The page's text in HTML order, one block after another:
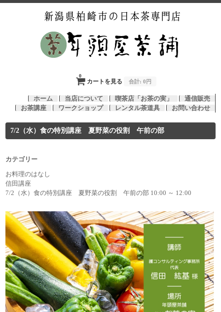
カートを見る
0
合計: 0円
ホーム 当店について 喫茶店「お茶の実」
通信販売
お茶講座
ワークショップ レンタル茶道具 お問い合わせ
7/2（水）食の特別講座 夏野菜の役割 午前の部
カテゴリー
お料理のはなし
信田講座
7/2（水）食の特別講座 夏野菜の役割 午前の部 10:00 ～ 12:00